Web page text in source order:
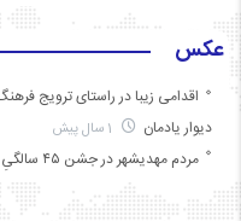
عکس
اقدامی زیبا در راستای ترویج
دیوار یادمان
مردم مهدیشهر در جشن ۴۵ سالگیِ انقلاب